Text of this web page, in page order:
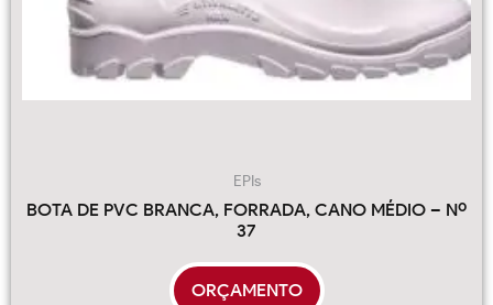
EPIs
BOTA DE PVC BRANCA, FORRADA, CANO MÉDIO – Nº
37
ORÇAMENTO